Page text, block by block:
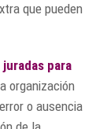
que pueden
para
organización
o ausencia